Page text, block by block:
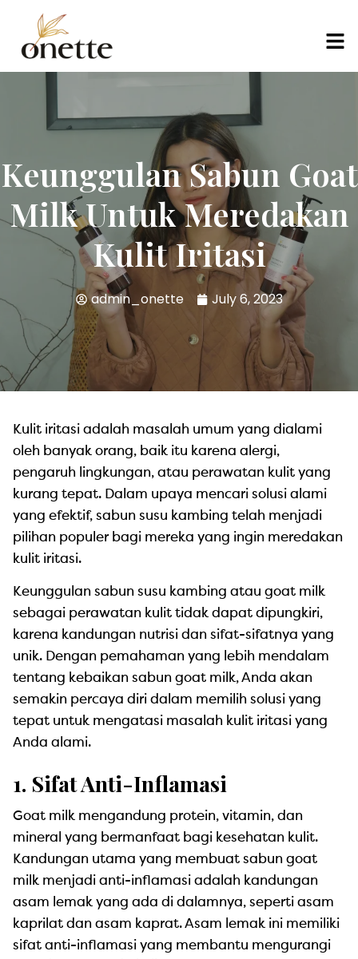
Keunggulan Sabun Goat
Milk Untuk Meredakan
Kulit Iritasi
admin_onette July 6, 2023
Kulit iritasi adalah masalah umum yang dialami
oleh banyak orang, baik itu karena alergi,
pengaruh lingkungan, atau perawatan kulit yang
kurang tepat. Dalam upaya mencari solusi alami
yang efektif, sabun susu kambing telah menjadi
pilihan populer bagi mereka yang ingin meredakan
kulit iritasi.
Keunggulan sabun susu kambing atau goat milk
sebagai perawatan kulit tidak dapat dipungkiri,
karena kandungan nutrisi dan sifat-sifatnya yang
unik. Dengan pemahaman yang lebih mendalam
tentang kebaikan sabun goat milk, Anda akan
semakin percaya diri dalam memilih solusi yang
tepat untuk mengatasi masalah kulit iritasi yang
Anda alami.
1. Sifat Anti-Inflamasi
Goat milk mengandung protein, vitamin, dan
mineral yang bermanfaat bagi kesehatan kulit.
Kandungan utama yang membuat sabun goat
milk menjadi anti-inflamasi adalah kandungan
asam lemak yang ada di dalamnya, seperti asam
kaprilat dan asam kaprat. Asam lemak ini memiliki
sifat anti-inflamasi yang membantu mengurangi